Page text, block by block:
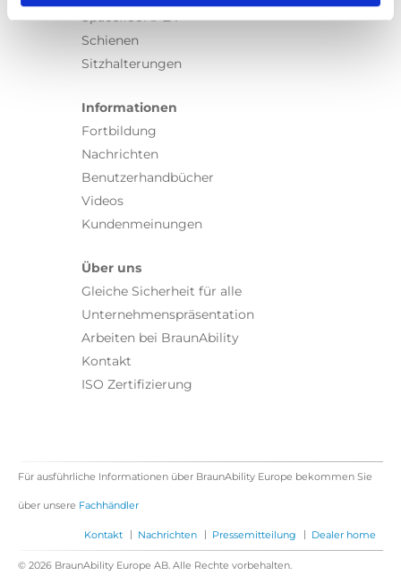
Spacefloor® LX
Schienen
Sitzhalterungen
Informationen
Fortbildung
Nachrichten
Benutzerhandbücher
Videos
Kundenmeinungen
Über uns
Gleiche Sicherheit für alle
Unternehmenspräsentation
Arbeiten bei BraunAbility
Kontakt
ISO Zertifizierung
Für ausführliche Informationen über BraunAbility Europe bekommen Sie
über unsere Fachhändler
Kontakt | Nachrichten | Pressemitteilung | Dealer home
© 2026 BraunAbility Europe AB. Alle Rechte vorbehalten.